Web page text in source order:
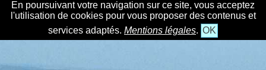
En poursuivant votre navigation sur ce site, vous acceptez
l'utilisation de cookies pour vous proposer des contenus et
services adaptés. Mentions légales. OK